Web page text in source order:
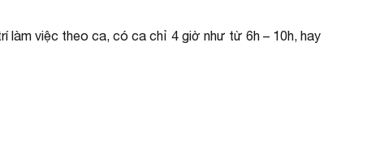
làm việc theo ca, có ca chỉ 4 giờ như từ 6h – 10h, hay